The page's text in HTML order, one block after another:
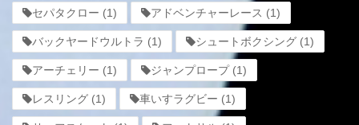
セパタクロー (1) アドベンチャーレース (1)
バックヤードウルトラ (1) シュートボクシング (1)
アーチェリー (1) ジャンプロープ(1)
レスリング (1) 車いすラグビー (1)